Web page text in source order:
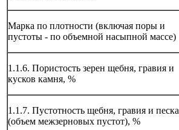
Марка по плотности (включая поры и
пустоты - по объемной насыпной массе)
1.1.6. Пористость зерен щебня, гравия и
кусков камня, %
1.1.7. Пустотность щебня, гравия и песка
(объем межзер­новых пустот), %